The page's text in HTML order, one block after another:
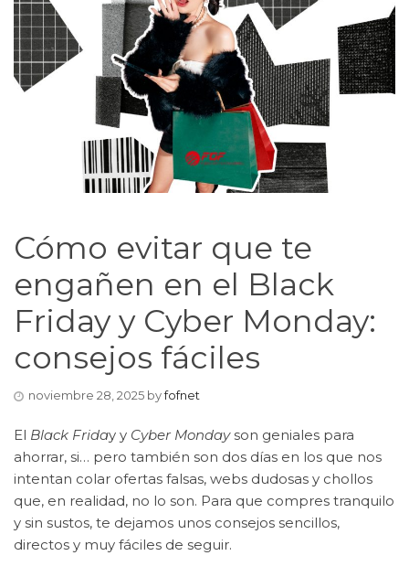
Cómo evitar que te
engañen en el Black
Friday y Cyber Monday:
consejos fáciles
noviembre 28, 2025 byfofnet
El Black Friday y Cyber Mondayson geniales para
ahorrar, si… pero también son dos días en los que nos
intentan colar ofertas falsas, webs dudosas y chollos
que, en realidad, no lo son. Para que compres tranquilo
y sin sustos, te dejamos unos consejos sencillos,
directos y muy fáciles de seguir.